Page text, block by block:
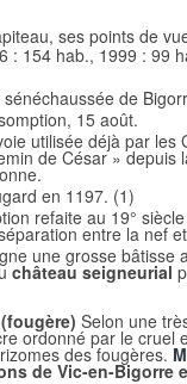
ses points de
: 154 hab., 1999 : 99
sénéchaussée de
15 août.
utilisée déjà par les
de César »
en 1197. (1)
refaite au 19°
entre la nef
une grosse
château seigneurial
Selon une
ordonné par le
des fougères.
de Vic-en-Bigorre